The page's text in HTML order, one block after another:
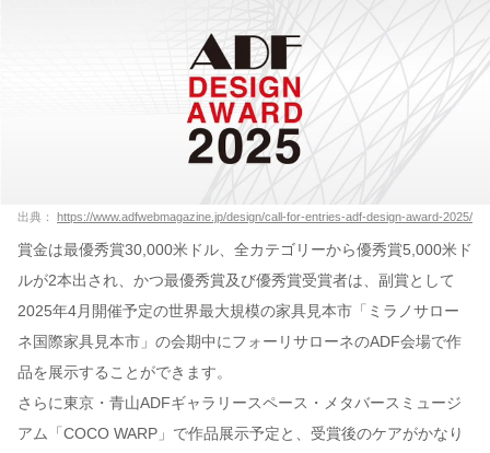
出典： https://www.adfwebmagazine.jp/design/call-for-entries-adf-design-award-2025/
賞金は最優秀賞30,000米ドル、全カテゴリーから優秀賞5,000米ド
ルが2本出され、かつ最優秀賞及び優秀賞受賞者は、副賞として
2025年4月開催予定の世界最大規模の家具見本市「ミラノサロー
ネ国際家具見本市」の会期中にフォーリサローネのADF会場で作
品を展示することができます。
さらに東京・青山ADFギャラリースペース・メタバースミュージ
アム「COCO WARP」で作品展示予定と、受賞後のケアがかなり